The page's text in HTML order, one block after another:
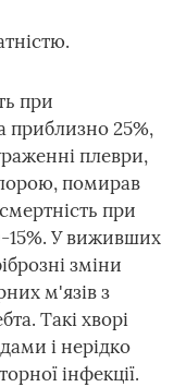
при
приблизно 25%,
плеври,
помирав
при
15%. У виживших
зміни
м'язів з
Такі хворі
і нерідко
інфекції.